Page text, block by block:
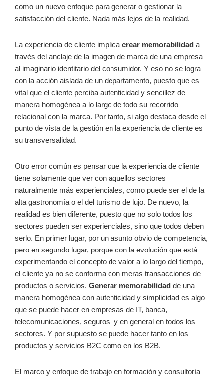
como un nuevo enfoque para generar o gestionar la
satisfacción del cliente. Nada más lejos de la realidad.
La experiencia de cliente implica crear memorabilidad a
través del anclaje de la imagen de marca de una empresa
al imaginario identitario del consumidor. Y eso no se logra
con la acción aislada de un departamento, puesto que es
vital que el cliente perciba autenticidad y sencillez de
manera homogénea a lo largo de todo su recorrido
relacional con la marca. Por tanto, si algo destaca desde el
punto de vista de la gestión en la experiencia de cliente es
su transversalidad.
Otro error común es pensar que la experiencia de cliente
tiene solamente que ver con aquellos sectores
naturalmente más experienciales, como puede ser el de la
alta gastronomía o el del turismo de lujo. De nuevo, la
realidad es bien diferente, puesto que no solo todos los
sectores pueden ser experienciales, sino que todos deben
serlo. En primer lugar, por un asunto obvio de competencia,
pero en segundo lugar, porque con la evolución que está
experimentando el concepto de valor a lo largo del tiempo,
el cliente ya no se conforma con meras transacciones de
productos o servicios. Generar memorabilidad de una
manera homogénea con autenticidad y simplicidad es algo
que se puede hacer en empresas de IT, banca,
telecomunicaciones, seguros, y en general en todos los
sectores. Y por supuesto se puede hacer tanto en los
productos y servicios B2C como en los B2B.
El marco y enfoque de trabajo en formación y consultoría